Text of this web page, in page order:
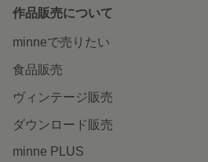
作品販売について
minneで売りたい
食品販売
ヴィンテージ販売
ダウンロード販売
minne PLUS